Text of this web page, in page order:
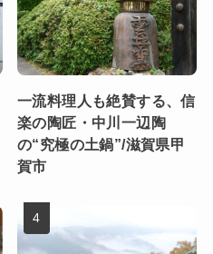
一流料理人も絶賛する、信
楽の陶匠・中川一辺陶
の“究極の土鍋”/滋賀県甲
賀市